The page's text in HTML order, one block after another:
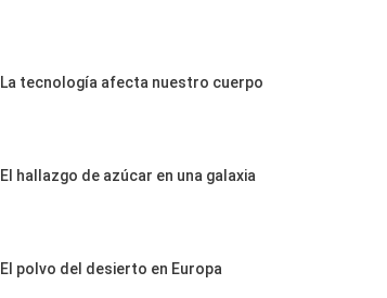
La tecnología afecta nuestro cuerpo
El hallazgo de azúcar en una galaxia
El polvo del desierto en Europa